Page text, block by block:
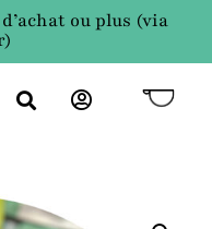
ou plus (via